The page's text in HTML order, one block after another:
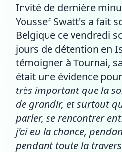
Invité de dernière
Youssef Swatt's a fait
Belgique ce vendredi
jours de détention en
témoigner à Tournai,
était une évidence
très important que la
de grandir, et surtout
parler, se rencontrer
j'ai eu la chance,
pendant toute la